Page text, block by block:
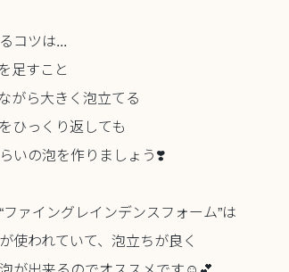
コツは...
足すこと
がら大きく泡立てる
ひっくり返しても
いの泡を作りましょう❣️
ァイングレインデンスフォーム”は
使われていて、泡立ちが良く